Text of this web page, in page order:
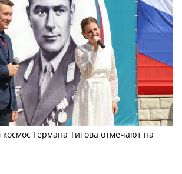
космос Германа Титова отмечают на